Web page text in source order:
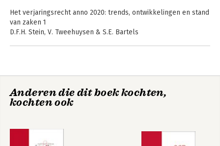
en beperkte
rechten
Het verjaringsrecht anno 2020: trends, ontwikkelingen en stand
van zaken 1
D.F.H. Stein, V. Tweehuysen & S.E. Bartels
2.3 De verjaringsregeling(en) in het huidige BW 3
2.4 Het recht staat niet stil 6
schadevergoeding 9
4.1 Inleiding 9
Anderen die dit boek kochten,
kochten ook